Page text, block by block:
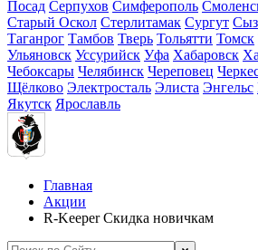
Посад Серпухов Симферополь
Старый Оскол Стерлитамак Сургут
Таганрог Тамбов Тверь Тольятти Томск
Ульяновск Уссурийск Уфа Хабаровск
Чебоксары Челябинск Череповец
Щёлково Электросталь Элиста Энгельс
Якутск Ярославль
Главная
Акции
R-Keeper Скидка новичкам